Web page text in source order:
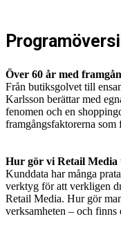
Över 60 år med
Från butiksgolvet till
Karlsson berättar med
fenomen och en
framgångsfaktorerna som
Hur gör vi Retail Media
Kunddata har många
verktyg för att verkligen
Retail Media. Hur gör
verksamheten – och finns